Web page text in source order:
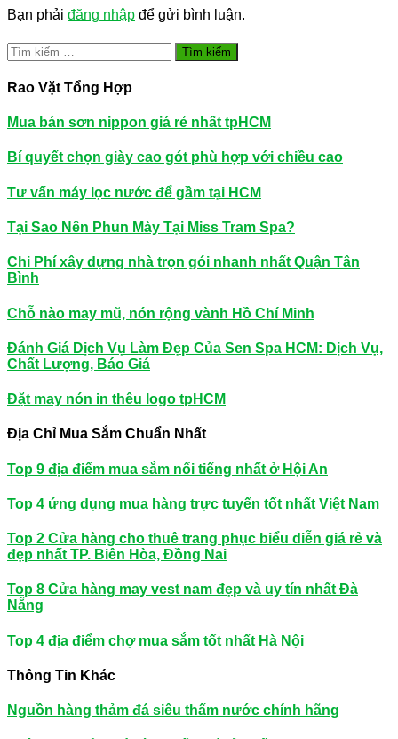
Bạn phải đăng nhập để gửi bình luận.
Tìm
kiếm
cho:
Rao Vặt Tổng Hợp
Mua bán sơn nippon giá rẻ nhất tpHCM
Bí quyết chọn giày cao gót phù hợp với chiều cao
Tư vấn máy lọc nước để gầm tại HCM
Tại Sao Nên Phun Mày Tại Miss Tram Spa?
Chi Phí xây dựng nhà trọn gói nhanh nhất Quận Tân
Bình
Chỗ nào may mũ, nón rộng vành Hồ Chí Minh
Đánh Giá Dịch Vụ Làm Đẹp Của Sen Spa HCM: Dịch Vụ,
Chất Lượng, Báo Giá
Đặt may nón in thêu logo tpHCM
Địa Chỉ Mua Sắm Chuẩn Nhất
Top 9 địa điểm mua sắm nổi tiếng nhất ở Hội An
Top 4 ứng dụng mua hàng trực tuyến tốt nhất Việt Nam
Top 2 Cửa hàng cho thuê trang phục biểu diễn giá rẻ và
đẹp nhất TP. Biên Hòa, Đồng Nai
Top 8 Cửa hàng may vest nam đẹp và uy tín nhất Đà
Nẵng
Top 4 địa điểm chợ mua sắm tốt nhất Hà Nội
Thông Tin Khác
Nguồn hàng thảm đá siêu thấm nước chính hãng